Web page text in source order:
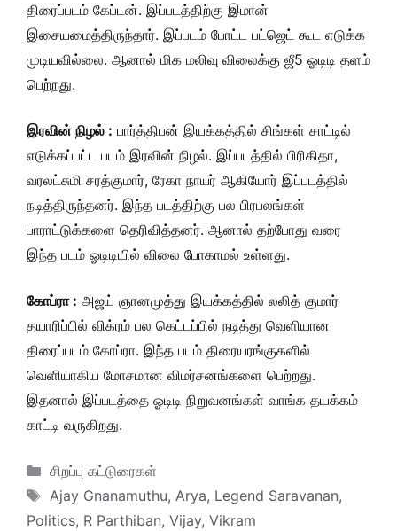
திரைப்படம் கேப்டன். இப்படத்திற்கு இமான்
இசையமைத்திருந்தார். இப்படம் போட்ட பட்ஜெட் கூட எடுக்க
முடியவில்லை. ஆனால் மிக மலிவு விலைக்கு ஜீ5 ஓடிடி தளம்
பெற்றது.
இரவின் நிழல் : பார்த்திபன் இயக்கத்தில் சிங்கள் சாட்டில்
எடுக்கப்பட்ட படம் இரவின் நிழல். இப்படத்தில் பிரிகிதா,
வரலட்சுமி சரத்குமார், ரேகா நாயர் ஆகியோர் இப்படத்தில்
நடித்திருந்தனர். இந்த படத்திற்கு பல பிரபலங்கள்
பாராட்டுக்களை தெரிவித்தனர். ஆனால் தற்போது வரை
இந்த படம் ஓடிடியில் விலை போகாமல் உள்ளது.
கோப்ரா : அஜய் ஞானமுத்து இயக்கத்தில் லலித் குமார்
தயாரிப்பில் விக்ரம் பல கெட்டப்பில் நடித்து வெளியான
திரைப்படம் கோப்ரா. இந்த படம் திரையரங்குகளில்
வெளியாகிய மோசமான விமர்சனங்களை பெற்றது.
இதனால் இப்படத்தை ஓடிடி நிறுவனங்கள் வாங்க தயக்கம்
காட்டி வருகிறது.
Categories
சிறப்பு கட்டுரைகள்
Tags
Ajay Gnanamuthu, Arya, Legend Saravanan,
Politics, R Parthiban, Vijay, Vikram